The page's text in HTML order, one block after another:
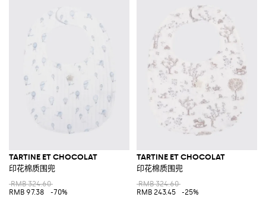
TARTINE ET CHOCOLAT
印花棉质围兜
RMB 324.60
RMB 97.38
-70%
TARTINE ET CHOCOLAT
印花棉质围兜
RMB 324.60
RMB 243.45
-25%